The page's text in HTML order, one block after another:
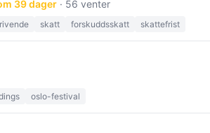
39 dager· 56 venter
skatt forskuddsskatt skattefrist
oslo-festival